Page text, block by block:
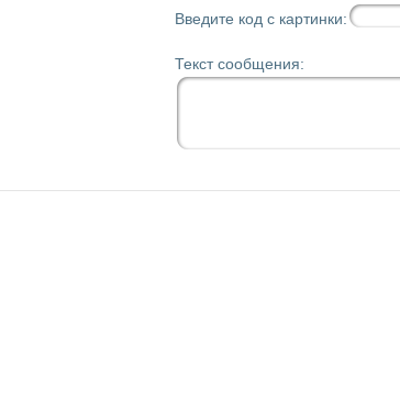
Введите код с картинки:
Текст сообщения: